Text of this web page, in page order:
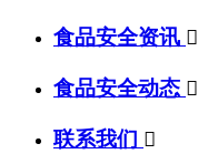
食品安全资讯 
食品安全动态 
联系我们 